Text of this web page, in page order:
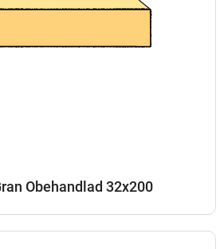
Obehandlad 32x200